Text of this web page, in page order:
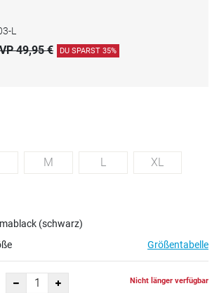
L
49,95 € DU SPARST 35%
M L XL
(schwarz)
Größentabelle
Nicht länger verfügbar